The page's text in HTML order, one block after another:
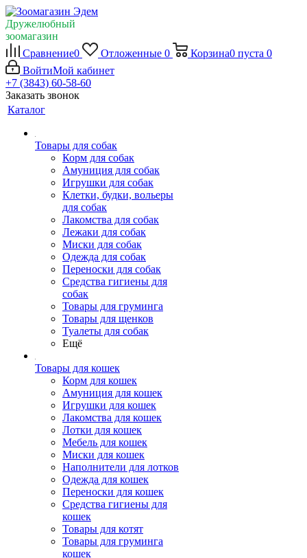
Дружелюбный
зоомагазин
Сравнение0 Отложенные 0 Корзина0 пуста 0
ВойтиМой кабинет
+7 (3843) 60-58-60
Заказать звонок
Каталог
Товары для собак
Корм для собак
Амуниция для собак
Игрушки для собак
Клетки, будки, вольеры
для собак
Лакомства для собак
Лежаки для собак
Миски для собак
Одежда для собак
Переноски для собак
Средства гигиены для
собак
Товары для груминга
Товары для щенков
Туалеты для собак
Ещё
Товары для кошек
Корм для кошек
Амуниция для кошек
Игрушки для кошек
Лакомства для кошек
Лотки для кошек
Мебель для кошек
Миски для кошек
Наполнители для лотков
Одежда для кошек
Переноски для кошек
Средства гигиены для
кошек
Товары для котят
Товары для груминга
кошек